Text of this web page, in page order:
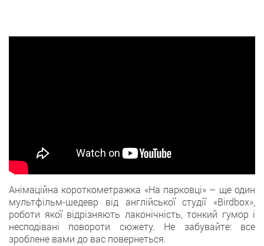
Анімаційна короткометражка «На парковці» – ще один
мультфільм-шедевр від англійської студії «Birdbox»,
роботи якої відрізняють лаконічність, тонкий гумор і
несподівані повороти сюжету. Не забувайте: все
зроблене вами до вас повернеться.